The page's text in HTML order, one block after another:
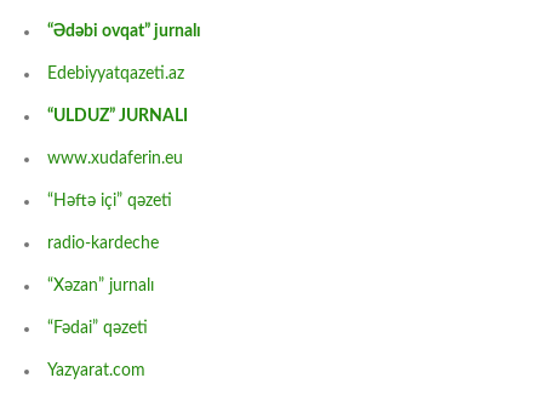
“Ədəbi ovqat” jurnalı
Edebiyyatqazeti.az
“ULDUZ” JURNALI
www.xudaferin.eu
“Həftə içi” qəzeti
radio-kardeche
“Xəzan” jurnalı
“Fədai” qəzeti
Yazyarat.com